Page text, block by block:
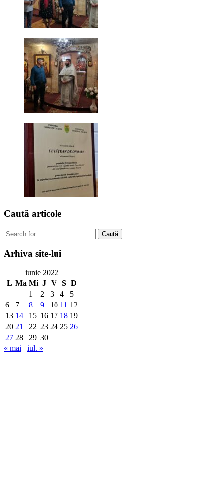
Caută articole
Caută
Arhiva site-lui
iunie 2022
L Ma Mi J V S D
1
2 3 4
5
6
7 8 9 10 11 12
13 14 15 16 17 18 19
20 21 22 23 24 25 26
27 28 29 30
« mai
iul. »